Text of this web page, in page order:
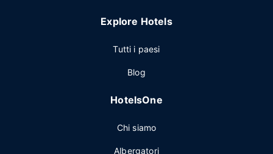
Explore Hotels
Tutti i paesi
Blog
HotelsOne
Chi siamo
Albergatori